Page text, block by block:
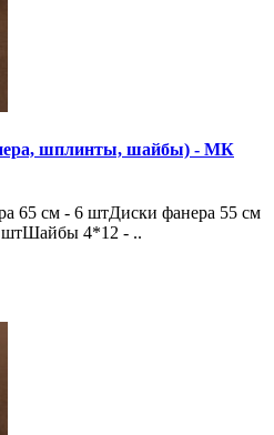
шплинты, шайбы) - МК
65 см - 6 штДиски фанера 55 см
4*12 - ..